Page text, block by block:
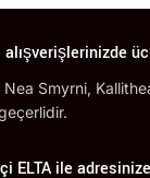
alışverişlerinizde
Nea Smyrni,
ELTA ile